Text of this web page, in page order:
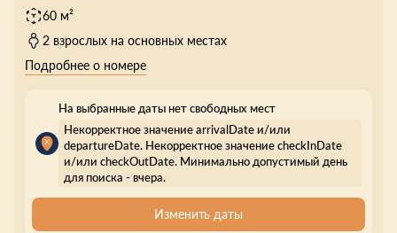
60 м²
2 взрослых на основных местах
Подробнее о номере
На выбранные даты нет свободных мест
Некорректное значение arrivalDate и/или
departureDate. Некорректное значение checkInDate
и/или checkOutDate. Минимально допустимый день
для поиска - вчера.
Изменить даты